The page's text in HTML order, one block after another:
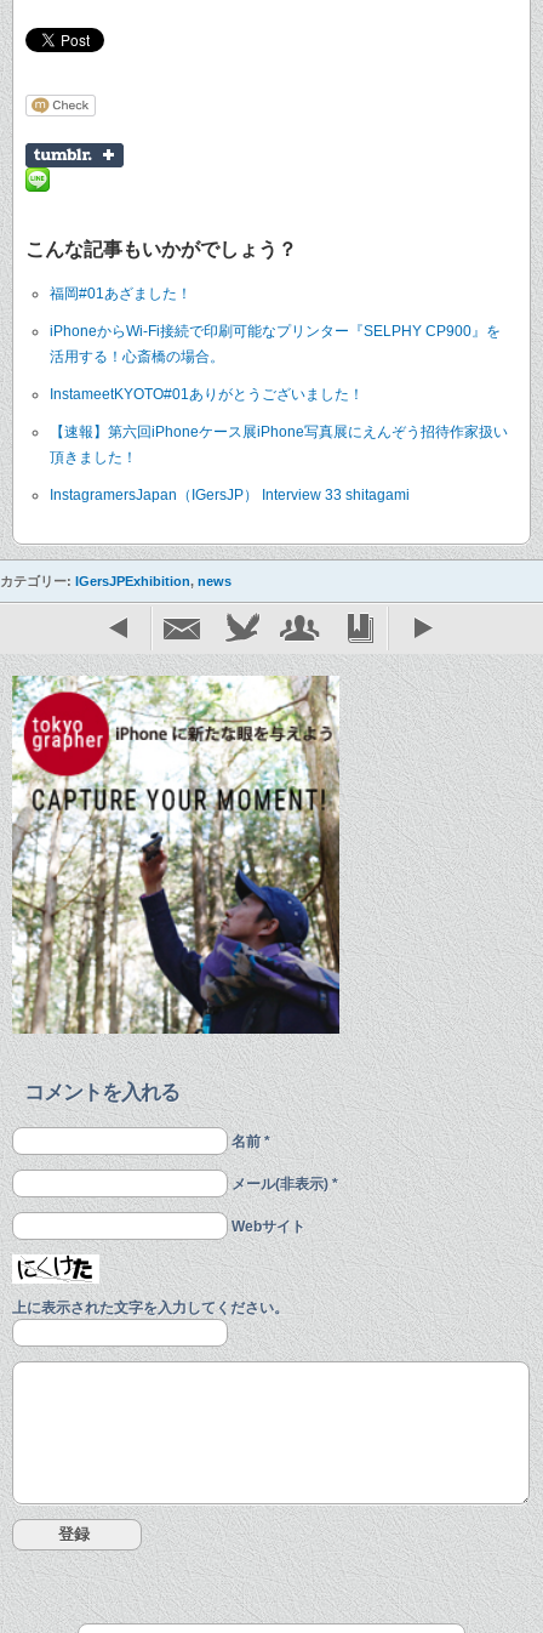
こんな記事もいかがでしょう？
福岡#01あざました！
iPhoneからWi-Fi接続で印刷可能なプリンター『SELPHY CP900』を
活用する！心斎橋の場合。
InstameetKYOTO#01ありがとうございました！
【速報】第六回iPhoneケース展iPhone写真展にえんぞう招待作家扱い
頂きました！
InstagramersJapan（IGersJP） Interview 33 shitagami
カテゴリー: IGersJPExhibition, news
コメントを入れる
名前 *
メール(非表示) *
Webサイト
上に表示された文字を入力してください。